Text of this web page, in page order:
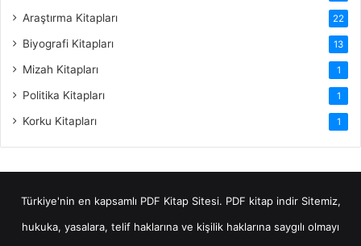
Araştırma Kitapları 22
Biyografi Kitapları 13
Mizah Kitapları 1
Politika Kitapları 1
Korku Kitapları 1
Türkiye'nin en kapsamlı PDF Kitap Sitesi. PDF kitap indirSitemiz,
hukuka, yasalara, telif haklarına ve kişilik haklarına saygılı olmayı